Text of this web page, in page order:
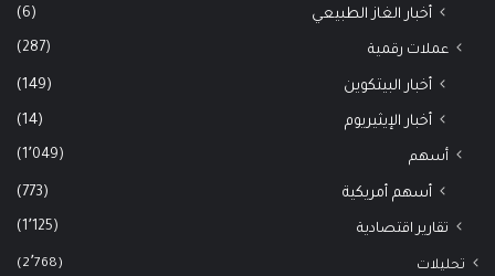
أخبار الغاز الطبيعي (6)
عملات رقمية (287)
أخبار البيتكوين (149)
أخبار الإيثيريوم (14)
أسهم (1٬049)
أسهم أمريكية (773)
تقارير اقتصادية (1٬125)
تحليلات (2٬768)